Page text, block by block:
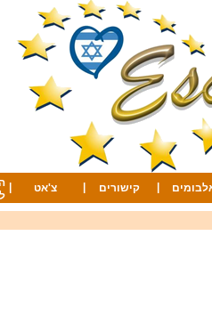
קישורים צ'אט